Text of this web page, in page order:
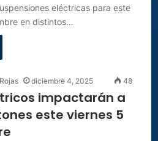
eléctricas para este
en distintos…
diciembre 4, 2025 48
impactarán a
este viernes 5